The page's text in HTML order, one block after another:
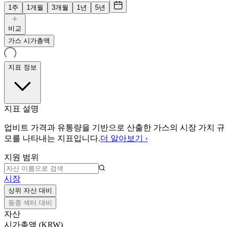
1주 1개월 3개월 1년 5년
비교
가스 시가총액
지표 정보
지표 설명
업비트 가격과 유통량을 기반으로 산출한 가스의 시장 가치 규
모를 나타내는 지표입니다.더 알아보기 ›
지원 범위
시장
상위 자산 대비
동종 섹터 대비
자산
시가총액 (KRW)